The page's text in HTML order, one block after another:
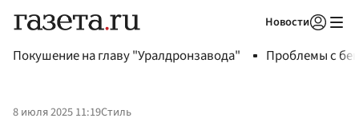
Новости
Покушение на главу "Уралдронзавода" Проблемы с
8 июля 2025 11:19Стиль